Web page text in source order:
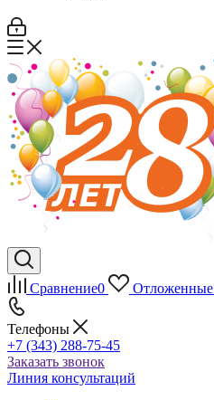
Сравнение0 Отложенные
Телефоны
+7 (343) 288-75-45
Заказать звонок
Линия консультаций